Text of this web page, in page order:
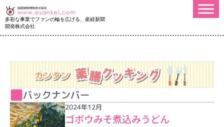
多彩な事業でファンの輪を広げる、産経新聞
開発株式会社
バックナンバー
2024年12月
ゴボウみそ煮込みうどん